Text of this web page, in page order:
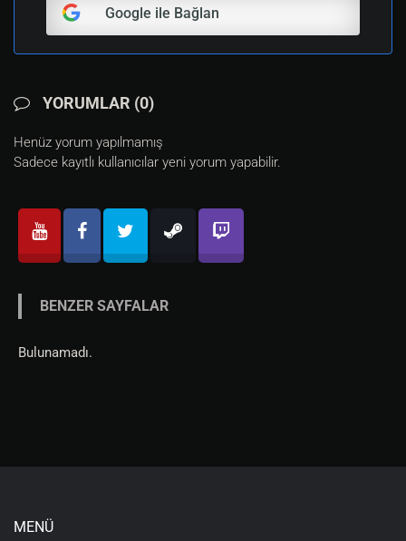
Google ile Bağlan
YORUMLAR (0)
Henüz yorum yapılmamış
Sadece kayıtlı kullanıcılar yeni yorum yapabilir.
BENZER SAYFALAR
Bulunamadı.
MENÜ